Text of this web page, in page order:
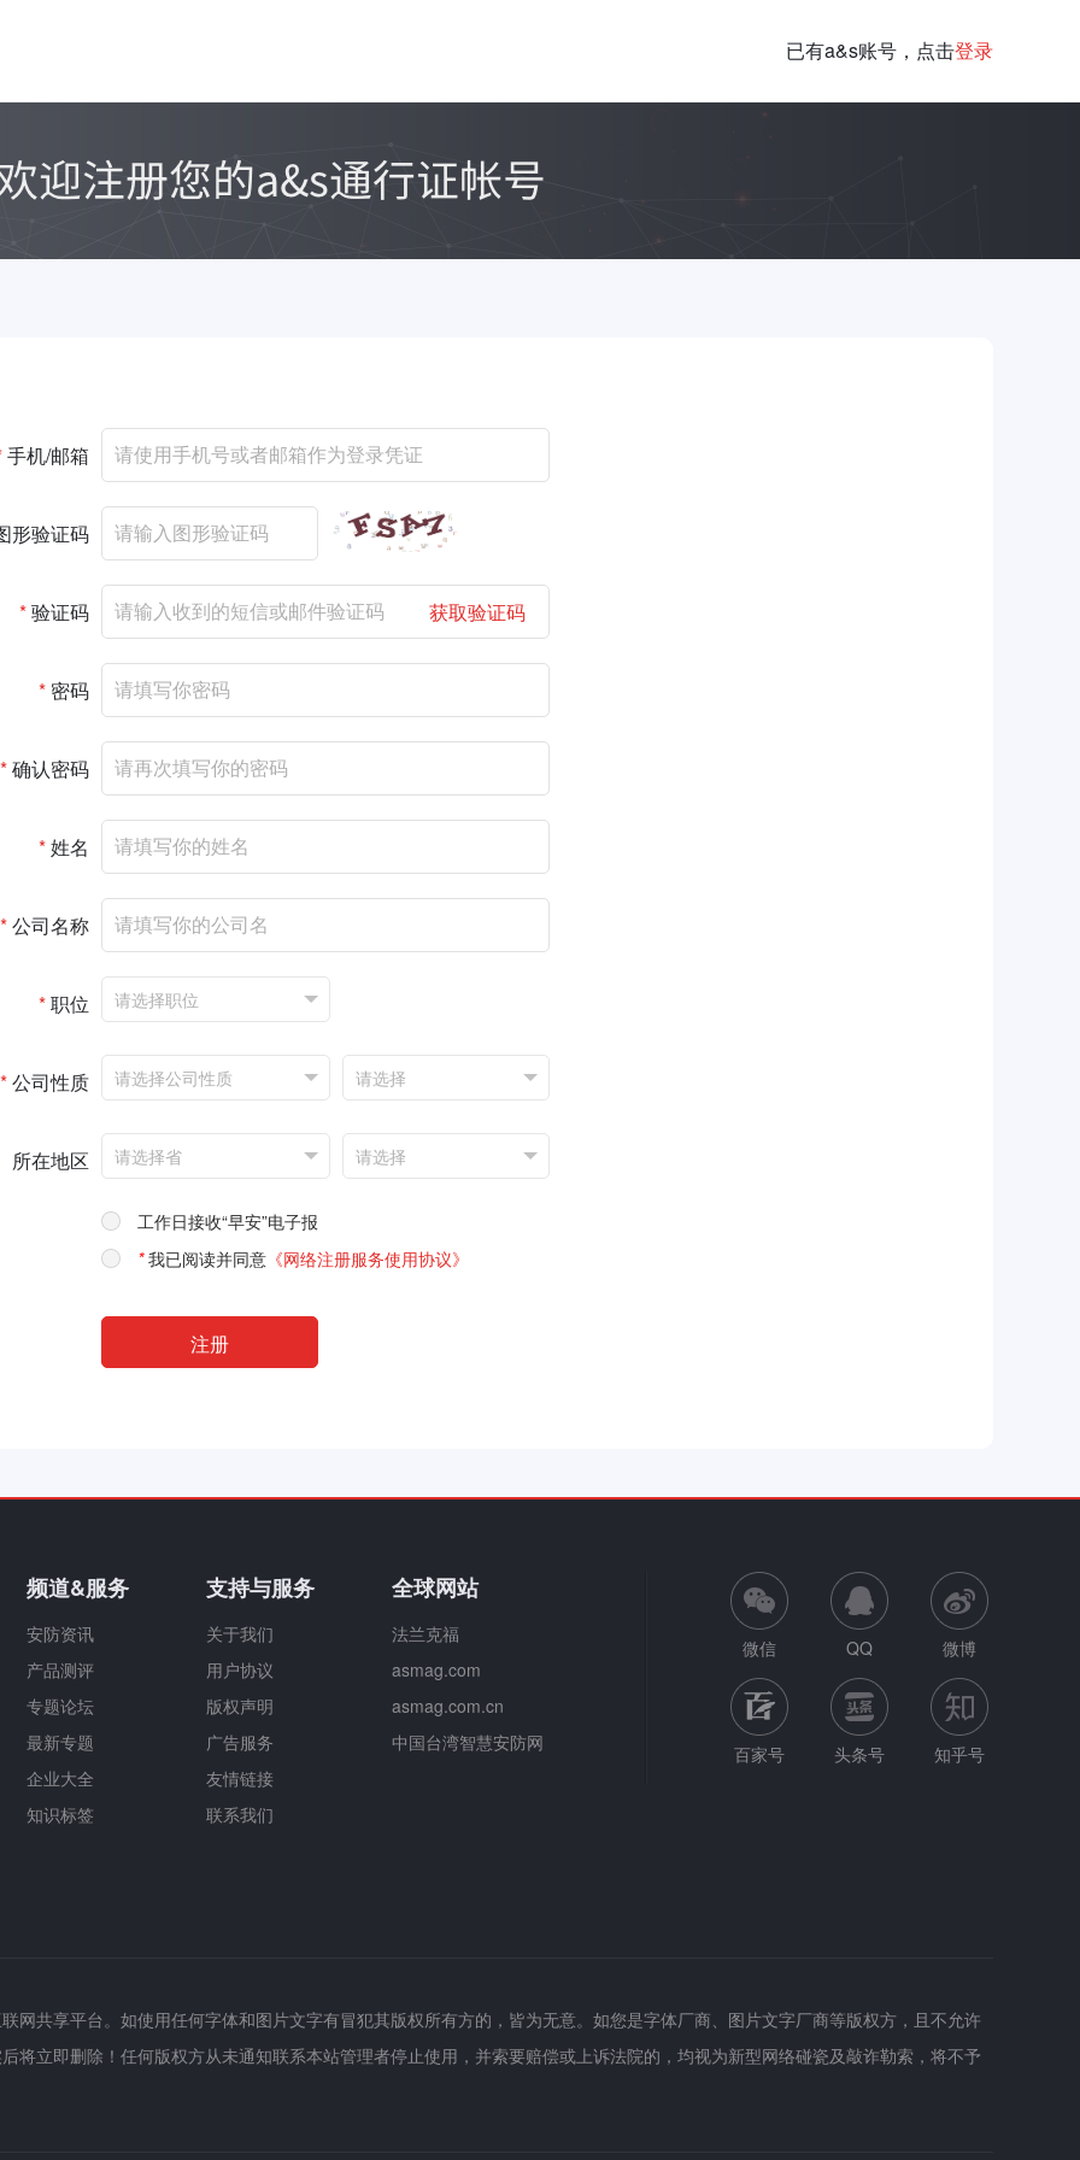
已有a&s账号，点击登录
手机/邮箱
形验证码
*验证码 获取验证码
* 密码
*确认密码
*姓名
*公司名称
*职位
*公司性质
所在地区
工作日接收“早安”电子报
*我已阅读并同意 《网络注册服务使用协议》
频道&服务
安防资讯
产品测评
专题论坛
最新专题
企业大全
知识标签
支持与服务
关于我们
用户协议
版权声明
广告服务
友情链接
联系我们
全球网站
法兰克福
asmag.com
asmag.com.cn
中国台湾智慧安防网
微信 QQ 微博
百家号 头条号 知乎号
网共享平台。如使用任何字体和图片文字有冒犯其版权所有方的，皆为无意。如您是字体厂商、图片文字厂商等版权方，且不允许
将立即删除！任何版权方从未通知联系本站管理者停止使用，并索要赔偿或上诉法院的，均视为新型网络碰瓷及敲诈勒索，将不予